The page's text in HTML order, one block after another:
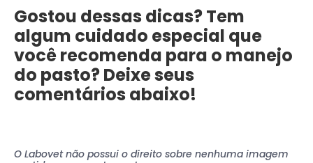
Gostou dessas dicas? Tem
algum cuidado especial que
você recomenda para o manejo
do pasto? Deixe seus
comentários abaixo!
O Labovet não possui o direito sobre nenhuma imagem